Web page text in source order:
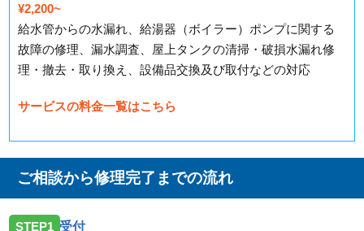
¥2,200~
給水管からの水漏れ、給湯器（ボイラー）ポンプに関する
故障の修理、漏水調査、屋上タンクの清掃・破損水漏れ修
理・撤去・取り換え、設備品交換及び取付などの対応
サービスの料金一覧はこちら
ご相談から修理完了までの流れ
STEP1 受付